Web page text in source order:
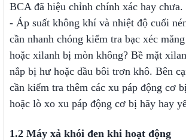
BCA đã hiệu chỉnh chính xác hay chưa.
- Áp suất không khí và nhiệt độ cuối
cần nhanh chóng kiểm tra bạc xéc
hoặc xilanh bị mòn không? Bề mặt
nắp bị hư hoặc dầu bôi trơn khô. Bên
cần kiểm tra thêm các xu páp động cơ
hoặc lò xo xu páp động cơ bị hãy hay
1.2 Máy xả khói đen khi hoạt động